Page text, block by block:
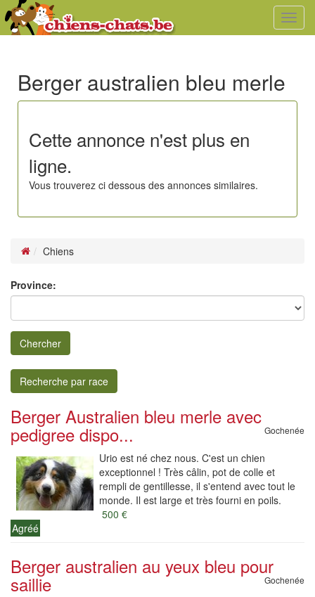
Berger australien bleu merle
Cette annonce n'est plus en
ligne.
Vous trouverez ci dessous des annonces similaires.
Chiens
Province:
Chercher
Recherche par race
Berger Australien bleu merle avec
pedigree dispo... Gochenée
Urio est né chez nous. C'est un chien
exceptionnel ! Très câlin, pot de colle et
rempli de gentillesse, il s'entend avec tout le
monde. Il est large et très fourni en poils.
500 €
Agréé
Berger australien au yeux bleu pour
saillie Gochenée